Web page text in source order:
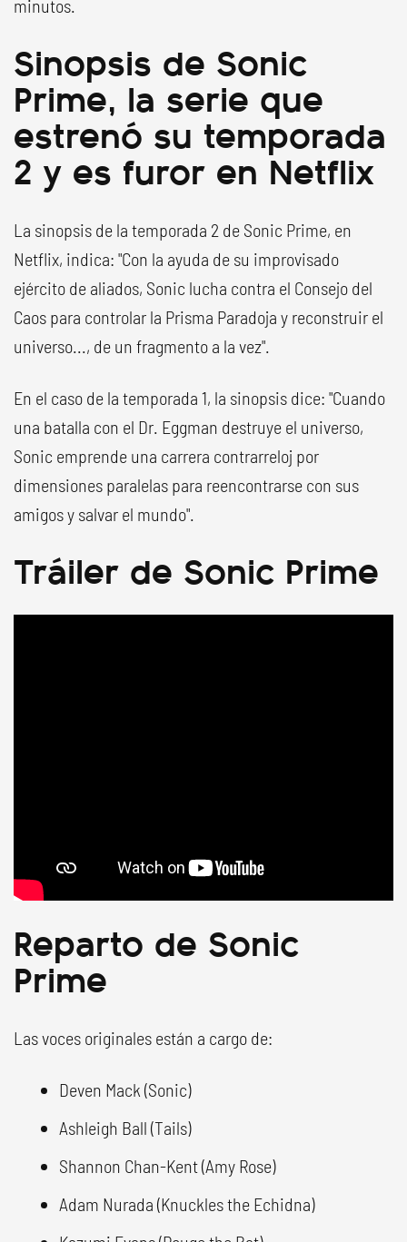
minutos.
Sinopsis de Sonic
Prime, la serie que
estrenó su temporada
2 y es furor en Netflix
La sinopsis de la temporada 2 de Sonic Prime, en
Netflix, indica: "Con la ayuda de su improvisado
ejército de aliados, Sonic lucha contra el Consejo del
Caos para controlar la Prisma Paradoja y reconstruir el
universo..., de un fragmento a la vez".
En el caso de la temporada 1, la sinopsis dice: "Cuando
una batalla con el Dr. Eggman destruye el universo,
Sonic emprende una carrera contrarreloj por
dimensiones paralelas para reencontrarse con sus
amigos y salvar el mundo".
Tráiler de Sonic Prime
Reparto de Sonic
Prime
Las voces originales están a cargo de:
Deven Mack (Sonic)
Ashleigh Ball (Tails)
Shannon Chan-Kent (Amy Rose)
Adam Nurada (Knuckles the Echidna)